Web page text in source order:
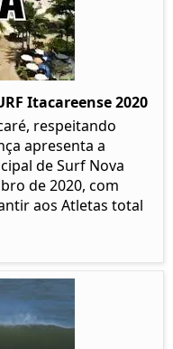
Itacareense 2020
respeitando
apresenta a
de Surf Nova
de 2020, com
aos Atletas total